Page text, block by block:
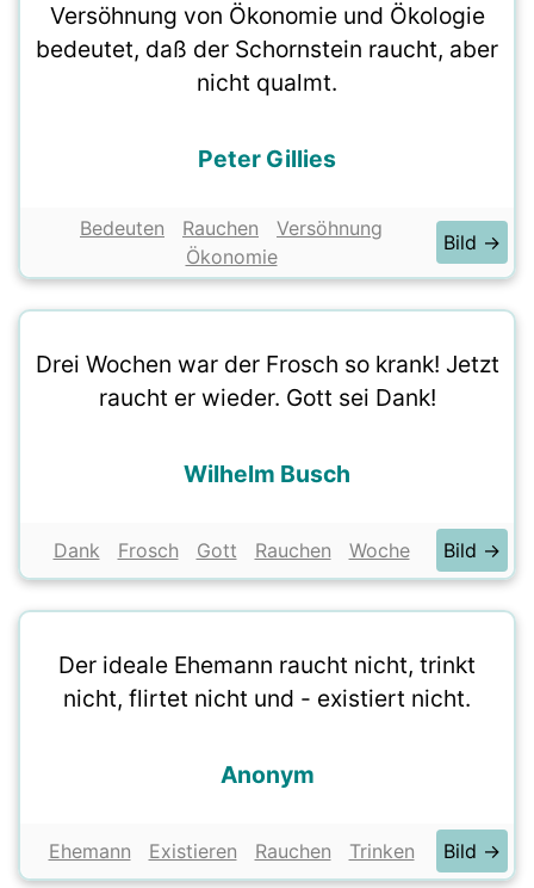
Versöhnung von Ökonomie und Ökologie
bedeutet, daß der Schornstein raucht, aber
nicht qualmt.
Peter Gillies
Bedeuten Rauchen
Versöhnung
Ökonomie
Bild →
Drei Wochen war der Frosch so krank! Jetzt
raucht er wieder. Gott sei Dank!
Wilhelm Busch
Dank Frosch Gott Rauchen Woche Bild →
Der ideale Ehemann raucht nicht, trinkt
nicht, flirtet nicht und - existiert nicht.
Anonym
Ehemann Existieren Rauchen Trinken Bild →